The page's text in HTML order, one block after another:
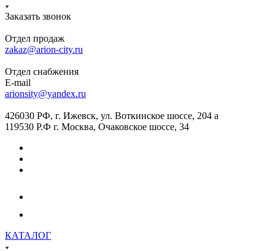
Заказать звонок
Отдел продаж
zakaz@arion-city.ru
Отдел снабжения
E-mail
arionsity@yandex.ru
426030 РФ, г. Ижевск, ул. Воткинское шоссе, 204 а
119530 Р.Ф г. Москва, Очаковское шоссе, 34
КАТАЛОГ